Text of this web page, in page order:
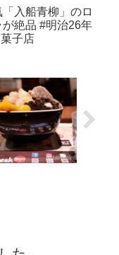
入船青柳」のロ
絶品 #明治26年
子店